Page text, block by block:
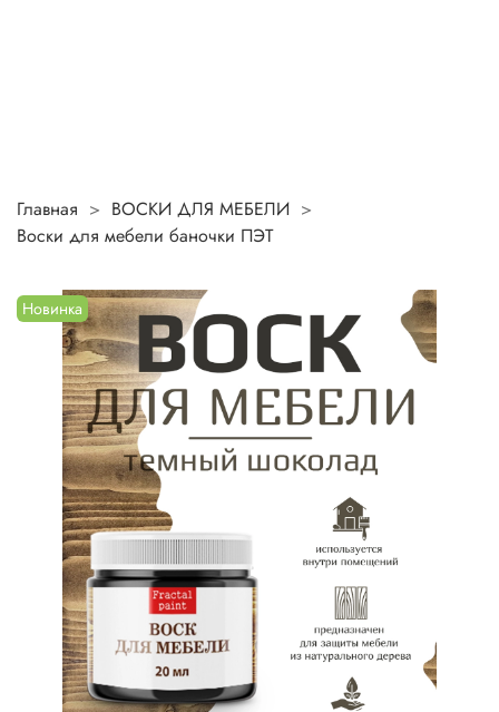
Главная
ВОСКИ ДЛЯ МЕБЕЛИ
Воски для мебели баночки ПЭТ
Новинка